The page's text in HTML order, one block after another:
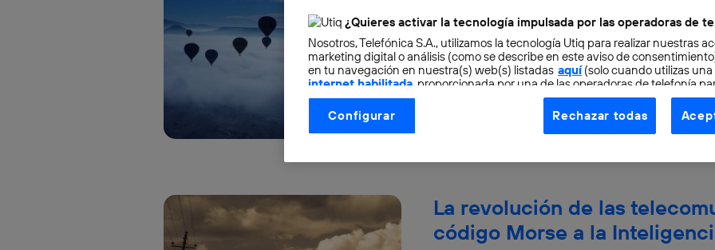
La empresa Loon, subsidiaria del gigante
objetivo de llevar los servicios de
Alba Soriano
La revolución de las
código Morse a la
¿Quieres activar la tecnología impulsada por las operadoras de
Nosotros, Telefónica S.A., utilizamos la tecnología Utiq para realizar nuestras
marketing digital o análisis (como se describe en este aviso de
en tu navegación en nuestra(s) web(s) listadas aquí(solo cuando utilizas una
internet habilitada , proporcionada por una de las operadoras de telefonía
otorgas tu consentimiento en cada página web).
La tecnología Utiq está diseñada con la privacidad como prioridad
control.
Este identificador se asigna a la conexión de internet, por lo que cualquier
conecte su dispositivo y consienta el uso de la tecnología recibirá el mismo
Típicamente:
Configurar Rechazar todas